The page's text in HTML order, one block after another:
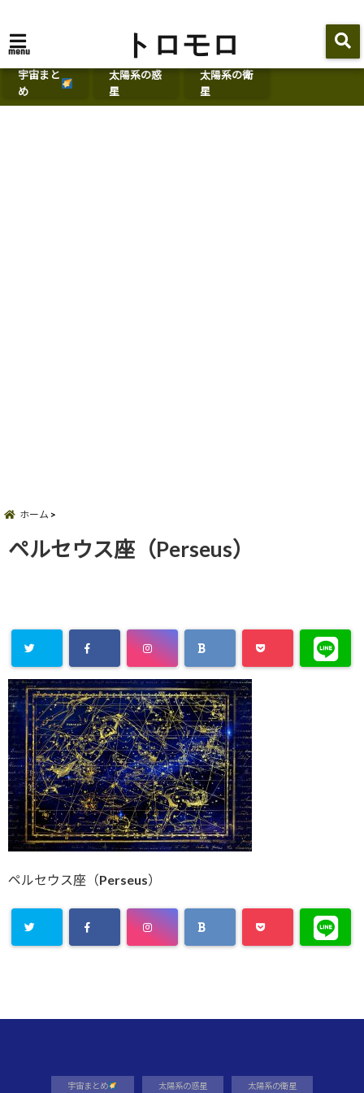
menu トロモロ
宇宙まと
め
太陽系の惑
星
太陽系の衛
星
ホーム
ペルセウス座（Perseus）
ペルセウス座（Perseus）
宇宙まとめ 太陽系の惑星 太陽系の衛星